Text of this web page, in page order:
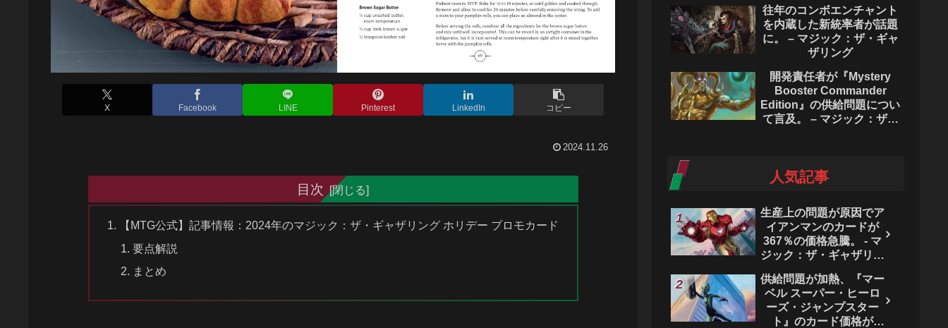
X Facebook LINE Pinterest LinkedIn コピー
2024.11.26
目次
【MTG公式】記事情報：2024年のマジック：ザ・ギャザリング ホリデー プロモカード
要点解説
まとめ
往年のコンボエンチャント
を内蔵した新統率者が話題
に。 – マジック：ザ・ギャ
ザリング
開発責任者が『Mystery
Booster Commander
Edition』の供給問題につい
て言及。 – マジック：ザ・
人気記事
生産上の問題が原因でア
イアンマンのカードが
367％の価格急騰。 - マ
ジック：ザ・ギャザリン
供給問題が加熱、『マー
ベル スーパー・ヒーロ
ーズ・ジャンプスター
ト』のカード価格が